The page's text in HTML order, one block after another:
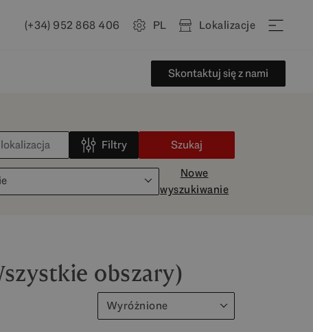
(+34) 952 868 406 PL Lokalizacje
Skontaktuj się z nami
Filtry Szukaj
Nowe
wyszukiwanie
obszary)
Wyróżnione